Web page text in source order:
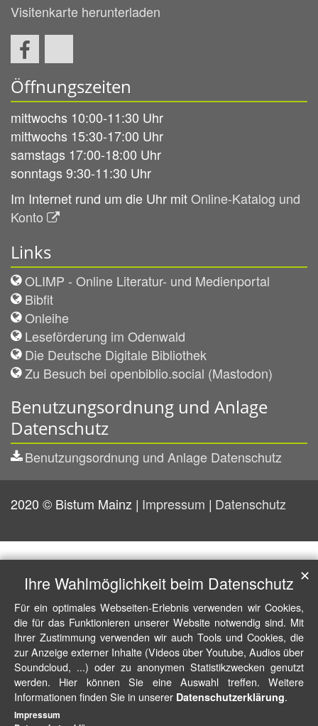
Visitenkarte herunterladen
Öffnungszeiten
mittwochs 10:00-11:30 Uhr
mittwochs 15:30-17:00 Uhr
samstags 17:00-18:00 Uhr
sonntags 9:30-11:30 Uhr
Im Internet rund um die Uhr mitOnline-Katalog und
Konto
Links
OLIMP - Online Literatur- und Medienportal
Bibfit
Onleihe
Leseförderung im Odenwald
Die Deutsche Digitale Bibliothek
Zu Besuch bei openbiblio.social (Mastodon)
Benutzungsordnung und Anlage
Datenschutz
Benutzungsordnung und Anlage Datenschutz
2020 © Bistum Mainz Impressum Datenschutz
Ihre Wahlmöglichkeit beim Datenschutz
Für ein optimales Webseiten-Erlebnis verwenden wir Cookies,
die für das Funktionieren unserer Website notwendig sind. Mit
Ihrer Zustimmung verwenden wir auch Tools und Cookies, die
zur Anzeige externer Inhalte (Videos über Youtube, Audios über
Soundcloud, ...) oder zu anonymen Statistikzwecken genutzt
werden. Hier können Sie eine Auswahl treffen. Weitere
Informationen finden Sie in unserer Datenschutzerklärung.
✕
Impressum